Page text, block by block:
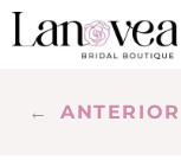
Saltar
al
← ANTERIOR